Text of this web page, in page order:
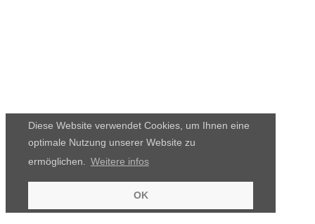
Diese Website verwendet Cookies, um Ihnen eine
optimale Nutzung unserer Website zu
ermöglichen.
Weitere infos
OK